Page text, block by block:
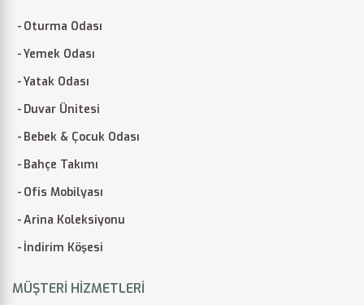
Oturma Odası
Yemek Odası
Yatak Odası
Duvar Ünitesi
Bebek & Çocuk Odası
Bahçe Takımı
Ofis Mobilyası
Arina Koleksiyonu
İndirim Köşesi
MÜŞTERI HIZMETLERI